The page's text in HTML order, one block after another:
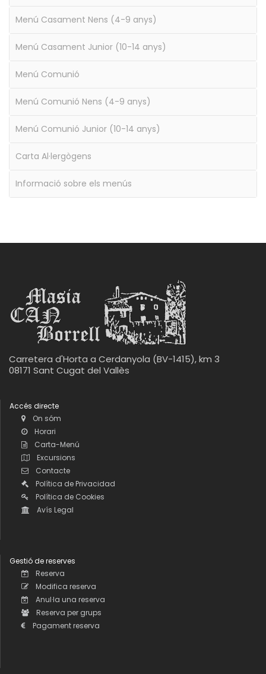
Menú Casament Nens (4-9 anys)
Menú Casament Junior (10-14 anys)
Menú Comunió
Menú Comunió Nens (4-9 anys)
Menú Comunió Junior (10-14 anys)
Carta Al·lergògens
Informació sobre els menús
Carretera d'Horta a Cerdanyola (BV-1415), km 3
08171 Sant Cugat del Vallès
Accés directe
On sóm
Horari
Carta-Menú
Excursions
Contacte
Política de Privacidad
Política de Cookies
Avís Legal
Gestió de reserves
Reserva
Modifica reserva
Anul·la una reserva
Reserva per grups
Pagament reserva